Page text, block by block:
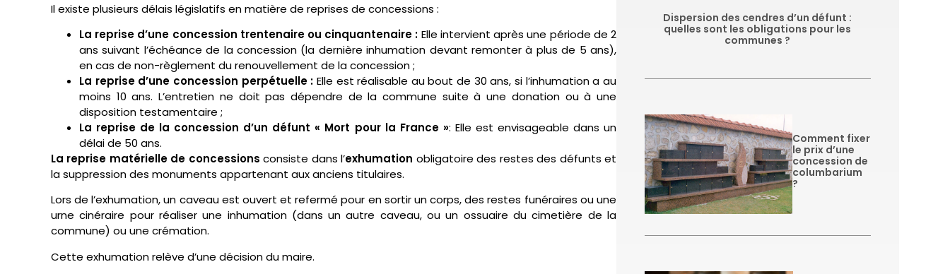
Il existe plusieurs délais législatifs en matière de reprises de concessions :
La reprise d’une concession trentenaire ou cinquantenaire : Elle intervient après une période de 2
ans suivant l’échéance de la concession (la dernière inhumation devant remonter à plus de 5 ans),
en cas de non-règlement du renouvellement de la concession ;
La reprise d’une concession perpétuelle : Elle est réalisable au bout de 30 ans, si l’inhumation a au
moins 10 ans. L’entretien ne doit pas dépendre de la commune suite à une donation ou à une
disposition testamentaire ;
La reprise de la concession d’un défunt « Mort pour la France »: Elle est envisageable dans un
délai de 50 ans.
La reprise matérielle de concessions consiste dans l’exhumation obligatoire des restes des défunts et
la suppression des monuments appartenant aux anciens titulaires.
Lors de l’exhumation, un caveau est ouvert et refermé pour en sortir un corps, des restes funéraires ou une
urne cinéraire pour réaliser une inhumation (dans un autre caveau, ou un ossuaire du cimetière de la
commune) ou une crémation.
Cette exhumation relève d’une décision du maire.
Dispersion des cendres d’un défunt :
quelles sont les obligations pour les
communes ?
Comment fixer
le prix d’une
concession de
columbarium
?